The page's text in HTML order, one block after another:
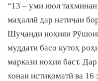
“13 – уми июл
маҳаллӣ дар натиҷаи
Шуҷанди ноҳияи
муддати басо кутоҳ
маркази ноҳия баст.
хонаи истиқоматӣ ва 16